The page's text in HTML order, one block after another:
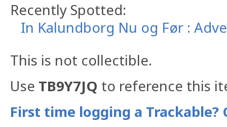
Recently Spotted:
In Kalundborg Nu og Før :
This is not collectible.
Use TB9Y7JQ to reference this
First time logging a Trackable?